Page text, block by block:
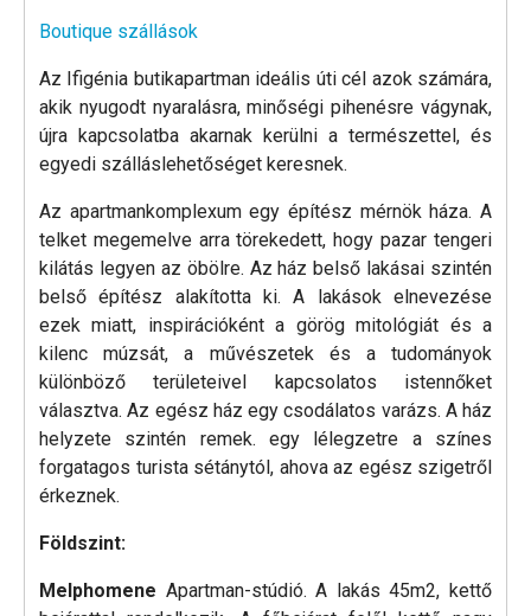
Boutique szállások
Az Ifigénia butikapartman ideális úti cél azok számára,
akik nyugodt nyaralásra, minőségi pihenésre vágynak,
újra kapcsolatba akarnak kerülni a természettel, és
egyedi szálláslehetőséget keresnek.
Az apartmankomplexum egy építész mérnök háza. A
telket megemelve arra törekedett, hogy pazar tengeri
kilátás legyen az öbölre. Az ház belső lakásai szintén
belső építész alakította ki. A lakások elnevezése
ezek miatt, inspirációként a görög mitológiát és a
kilenc múzsát, a művészetek és a tudományok
különböző területeivel kapcsolatos istennőket
választva. Az egész ház egy csodálatos varázs. A ház
helyzete szintén remek. egy lélegzetre a színes
forgatagos turista sétánytól, ahova az egész szigetről
érkeznek.
Földszint:
Melphomene Apartman-stúdió. A lakás 45m2, kettő